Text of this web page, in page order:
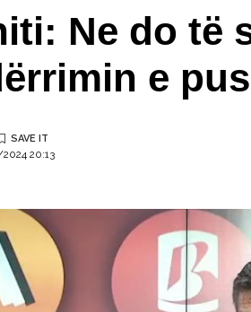
Ne do të
e
20:13